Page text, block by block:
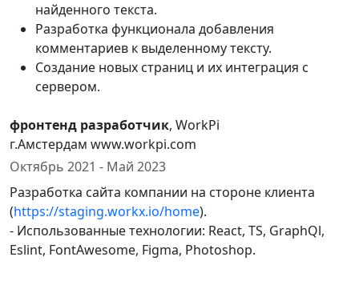
найденного текста.
Разработка функционала добавления
комментариев к выделенному тексту.
Создание новых страниц и их интеграция с
сервером.
фронтенд разработчик, WorkPi
г.Амстердам www.workpi.com
Октябрь 2021 - Май 2023
Разработка сайта компании на стороне клиента
(https://staging.workx.io/home).
- Использованные технологии: React, TS, GraphQl,
Eslint, FontAwesome, Figma, Photoshop.